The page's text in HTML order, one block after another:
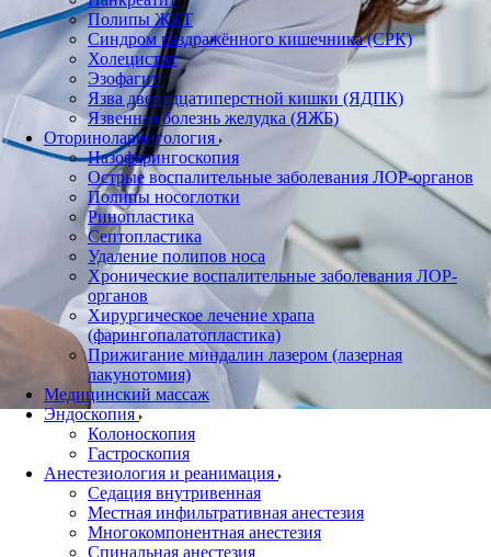
Полипы ЖКТ
Синдром раздражённого кишечника (СРК)
Холецистит
Эзофагит
Язва двенадцатиперстной кишки (ЯДПК)
Язвенная болезнь желудка (ЯЖБ)
Оториноларингология
Назофарингоскопия
Острые воспалительные заболевания ЛОР-органов
Полипы носоглотки
Ринопластика
Септопластика
Удаление полипов носа
Хронические воспалительные заболевания ЛОР-
органов
Хирургическое лечение храпа
(фарингопалатопластика)
Прижигание миндалин лазером (лазерная
лакунотомия)
Медицинский массаж
Эндоскопия
Колоноскопия
Гастроскопия
Анестезиология и реанимация
Cедация внутривенная
Местная инфильтративная анестезия
Многокомпонентная анестезия
Спинальная анестезия